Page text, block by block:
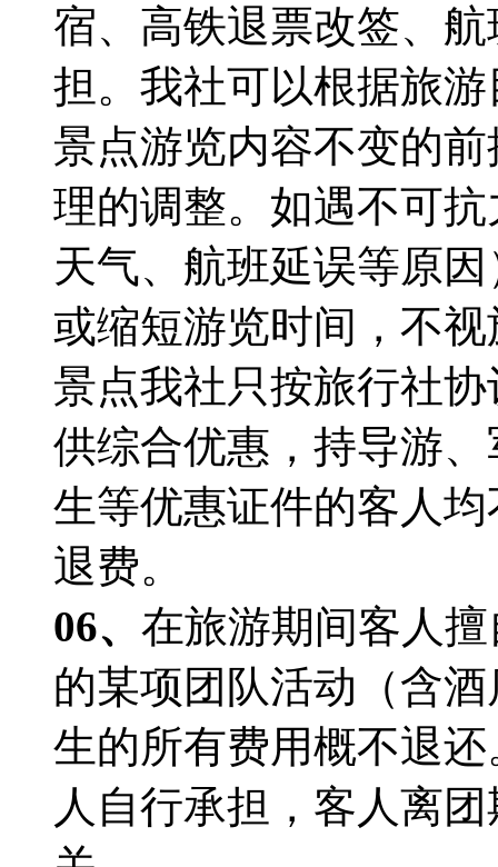
宿、高铁退票改签、
担。我社可以根据旅
景点游览内容不变的
理的调整。如遇不可
天气、航班延误等原
或缩短游览时间，不
景点我社只按旅行社
供综合优惠，持导游
生等优惠证件的客人
退费。
06、 在旅游期间客人
的某项团队活动（含
生的所有费用概不退
人自行承担，客人离